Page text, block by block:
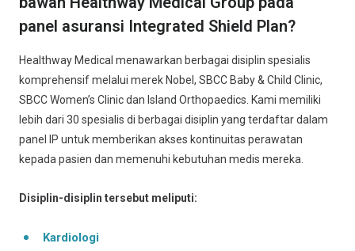
panel asuransi Integrated Shield Plan?
Healthway Medical menawarkan berbagai disiplin spesialis
komprehensif melalui merek Nobel, SBCC Baby & Child Clinic,
SBCC Women’s Clinic dan Island Orthopaedics. Kami memiliki
lebih dari 30 spesialis di berbagai disiplin yang terdaftar dalam
panel IP untuk memberikan akses kontinuitas perawatan
kepada pasien dan memenuhi kebutuhan medis mereka.
Disiplin-disiplin tersebut meliputi:
Kardiologi